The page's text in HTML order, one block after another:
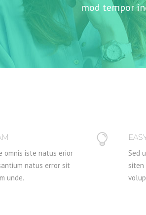
mod tempor
omnis iste natus erior
natus error sit
unde.
Sed
siten